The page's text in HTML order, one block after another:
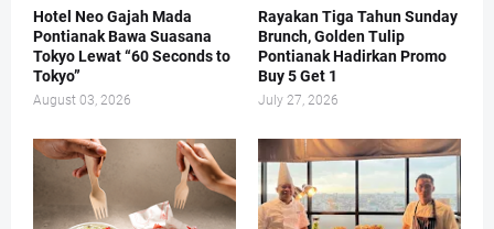
Hotel Neo Gajah Mada
Pontianak Bawa Suasana
Tokyo Lewat “60 Seconds to
Tokyo”
August 03, 2026
Rayakan Tiga Tahun Sunday
Brunch, Golden Tulip
Pontianak Hadirkan Promo
Buy 5 Get 1
July 27, 2026